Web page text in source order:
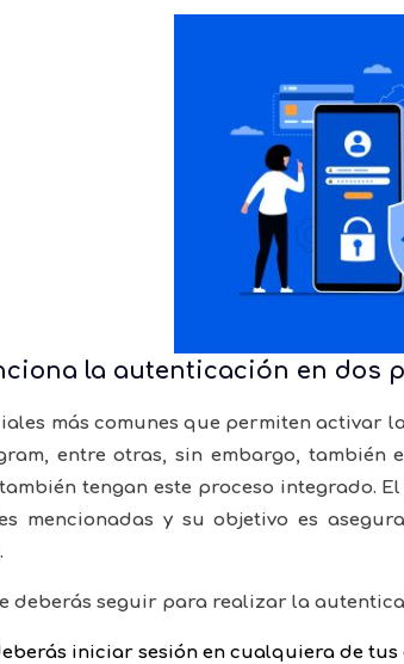
la autenticación en dos
más comunes que permiten activar
entre otras, sin embargo,
tengan este proceso integrado.
mencionadas y su objetivo es
deberás seguir para realizar la
iniciar sesión en cualquiera de